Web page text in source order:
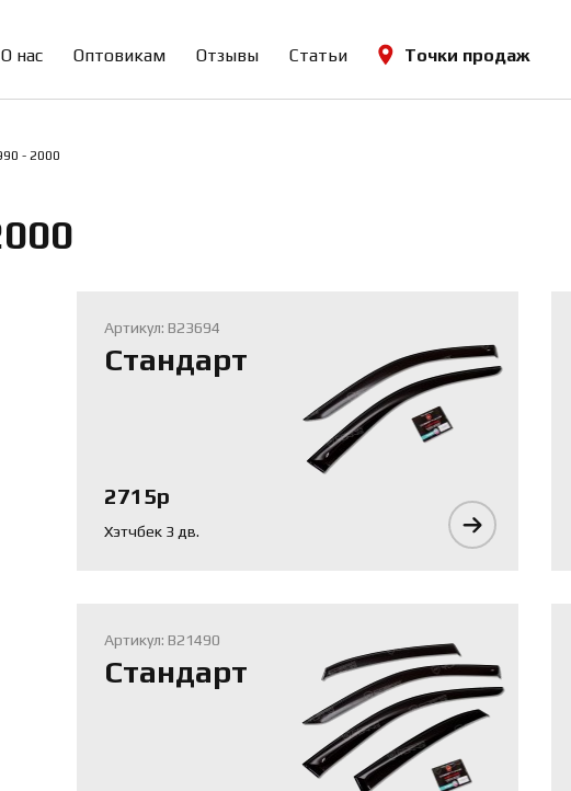
О нас Оптовикам Отзывы Статьи Точки продаж
- 2000
Артикул: B23694
Стандарт
2715р
Хэтчбек 3 дв.
Артикул: B21490
Стандарт